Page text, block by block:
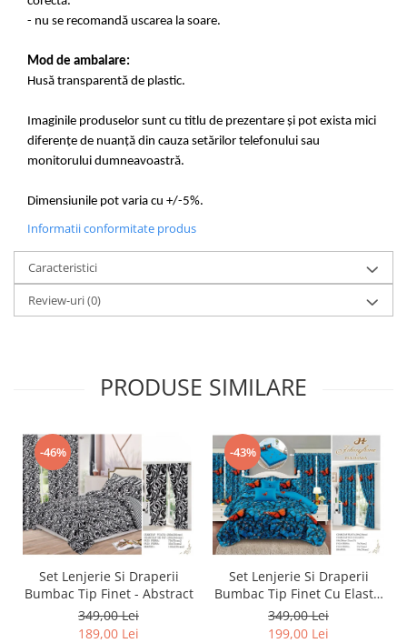
- nu se recomandă uscarea la soare.
Mod de ambalare:
Husă transparentă de plastic.
Imaginile produselor sunt cu titlu de prezentare și pot exista mici
diferențe de nuanță din cauza setărilor telefonului sau
monitorului dumneavoastră.
Dimensiunile pot varia cu +/-5%.
Informatii conformitate produs
Caracteristici
Review-uri(0)
PRODUSE SIMILARE
-46%
Set Lenjerie Si Draperii
Bumbac Tip Finet - Abstract
349,00 Lei
189,00 Lei
-43%
Set Lenjerie Si Draperii
Bumbac Tip Finet Cu Elastic
- Dansul Fluturilor
349,00 Lei
199,00 Lei